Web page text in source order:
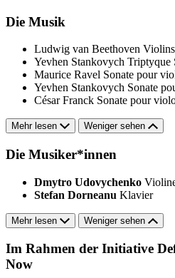
Die Musik
Ludwig van Beethoven
Yevhen Stankovych Triptyque
Maurice Ravel Sonate pour
Yevhen Stankovych Sonate
César Franck Sonate pour
Mehr lesen Weniger sehen
Die Musiker*innen
Dmytro Udovychenko
Stefan Dorneanu Klavier
Mehr lesen Weniger sehen
Im Rahmen der Initiative
Now